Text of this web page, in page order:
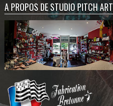
A PROPOS DE STUDIO PITCH ART